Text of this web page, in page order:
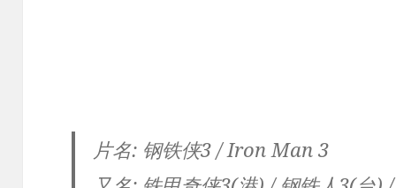
片名: 钢铁侠3 / Iron Man 3